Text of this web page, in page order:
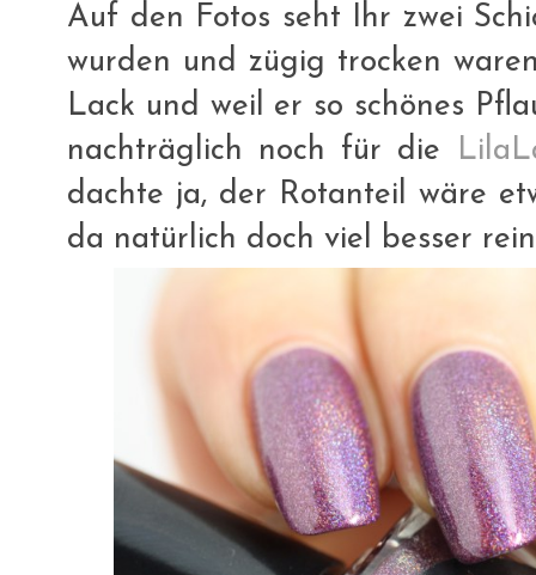
Auf den Fotos seht Ihr zwei
wurden und zügig trocken
Lack und weil er so schönes
nachträglich noch für die
dachte ja, der Rotanteil wäre
da natürlich doch viel besser